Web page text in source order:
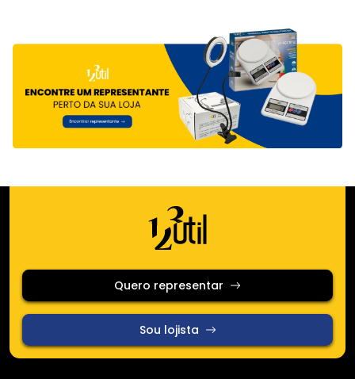
Quero representar
Sou lojista